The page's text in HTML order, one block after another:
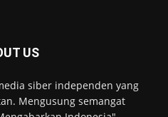
US
siber independen yang
Mengusung semangat